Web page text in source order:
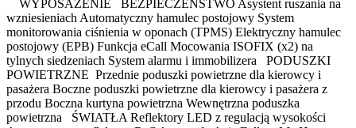
WYPOSAŻENIE BEZPIECZEŃSTWO Asystent ruszania na
wzniesieniach Automatyczny hamulec postojowy System
monitorowania ciśnienia w oponach (TPMS) Elektryczny hamulec
postojowy (EPB) Funkcja eCall Mocowania ISOFIX (x2) na
tylnych siedzeniach System alarmu i immobilizera PODUSZKI
POWIETRZNE Przednie poduszki powietrzne dla kierowcy i
pasażera Boczne poduszki powietrzne dla kierowcy i pasażera z
przodu Boczna kurtyna powietrzna Wewnętrzna poduszka
powietrzna ŚWIATŁA Reflektory LED z regulacją wysokości